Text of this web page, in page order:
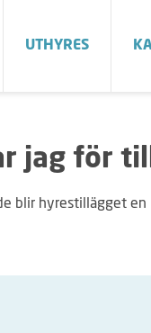
UTHYRES
jag för
blir hyrestillägget en